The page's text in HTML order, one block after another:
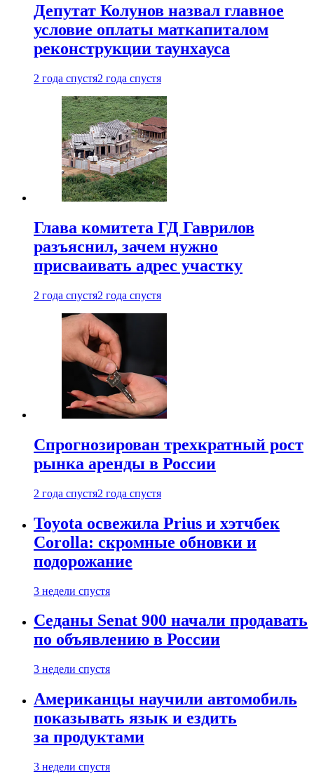
Депутат Колунов назвал главное
условие оплаты маткапиталом
реконструкции таунхауса
2 года спустя2 года спустя
Глава комитета ГД Гаврилов
разъяснил, зачем нужно
присваивать адрес участку
2 года спустя2 года спустя
Спрогнозирован трехкратный рост
рынка аренды в России
2 года спустя2 года спустя
Toyota освежила Prius и хэтчбек
Corolla: скромные обновки и
подорожание
3 недели спустя
Седаны Senat 900 начали продавать
по объявлению в России
3 недели спустя
Американцы научили автомобиль
показывать язык и ездить
за продуктами
3 недели спустя